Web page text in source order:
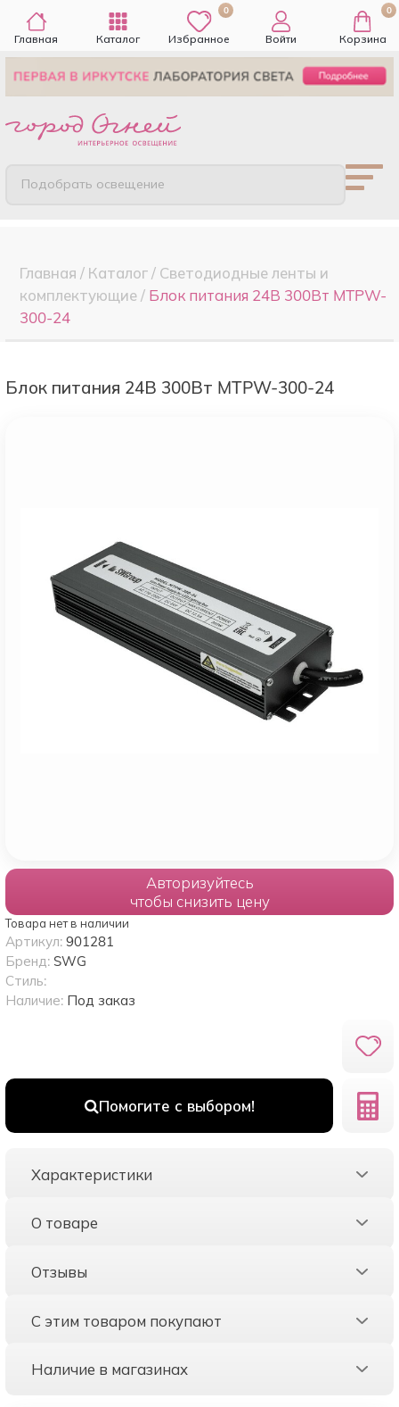
Главная Каталог
0
Избранное Войти
0
Корзина
Подобрать освещение
Главная / Каталог/ Светодиодные ленты и
комплектующие/ Блок питания 24В 300Вт MTPW-
300-24
Блок питания 24В 300Вт MTPW-300-24
Авторизуйтесь
чтобы снизить цену
Товара нет в наличии
Помогите с выбором!
Артикул: 901281
Бренд: SWG
Стиль:
Наличие: Под заказ
Характеристики
О товаре
Отзывы
С этим товаром покупают
Наличие в магазинах